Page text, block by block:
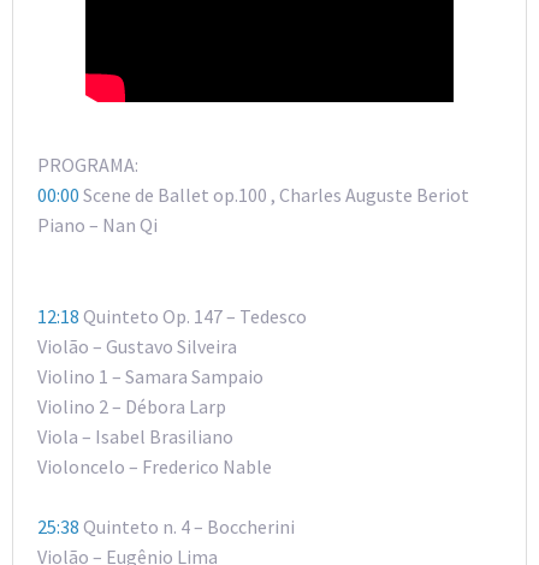
PROGRAMA:
00:00 Scene de Ballet op.100 , Charles Auguste Beriot
Piano – Nan Qi
12:18 Quinteto Op. 147 – Tedesco
Violão – Gustavo Silveira
Violino 1 – Samara Sampaio
Violino 2 – Débora Larp
Viola – Isabel Brasiliano
Violoncelo – Frederico Nable
25:38 Quinteto n. 4 – Boccherini
Violão – Eugênio Lima